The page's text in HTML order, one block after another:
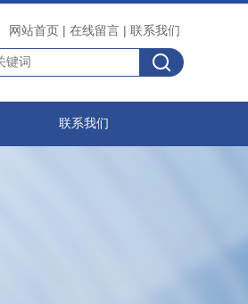
网站首页 | 在线留言 | 联系我们
联系我们